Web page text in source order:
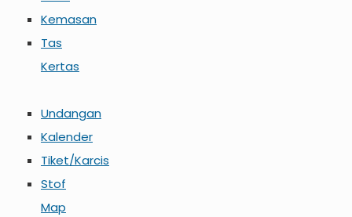
Kemasan
Tas
Kertas
Undangan
Kalender
Tiket/Karcis
Stof
Map